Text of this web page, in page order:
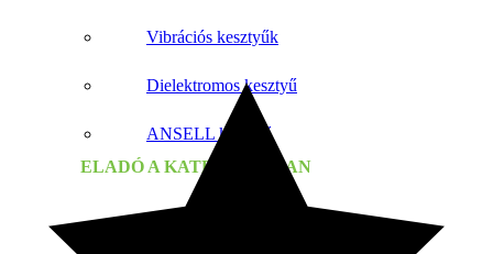
Vibrációs kesztyűk
Dielektromos kesztyű
ANSELL kesztyű
ELADÓ A KATEGÓRIÁBAN